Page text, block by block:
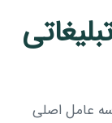
سه عامل اصلی